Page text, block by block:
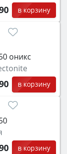
в корзину
оникс
в корзину
в корзину